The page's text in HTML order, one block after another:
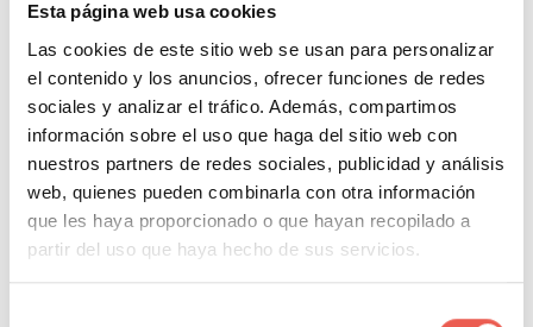
Esta página web usa cookies
Las cookies de este sitio web se usan para personalizar
el contenido y los anuncios, ofrecer funciones de redes
sociales y analizar el tráfico. Además, compartimos
información sobre el uso que haga del sitio web con
nuestros partners de redes sociales, publicidad y análisis
web, quienes pueden combinarla con otra información
que les haya proporcionado o que hayan recopilado a
partir del uso que haya hecho de sus servicios.
investigación de otra persona como si fueran
propios. Hay muchas maneras de evitar el plagio. Por
lo tanto, no importa en qué etapa se encuentre un
estudiante en su carrera académica, debe prestar
atención para evitar el plagio. Pero puede ser un
desafío para un escritor y estudiante ingenuo
mantenerse al día con todas las diferentes formas de
evitar el plagio en su trabajo. Es por eso que este
blog se enfoca en las tres principales técnicas de